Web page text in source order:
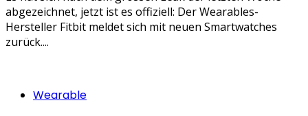
abgezeichnet, jetzt ist es offiziell: Der Wearables-
Hersteller Fitbit meldet sich mit neuen Smartwatches
zurück....
Categories
Wearable